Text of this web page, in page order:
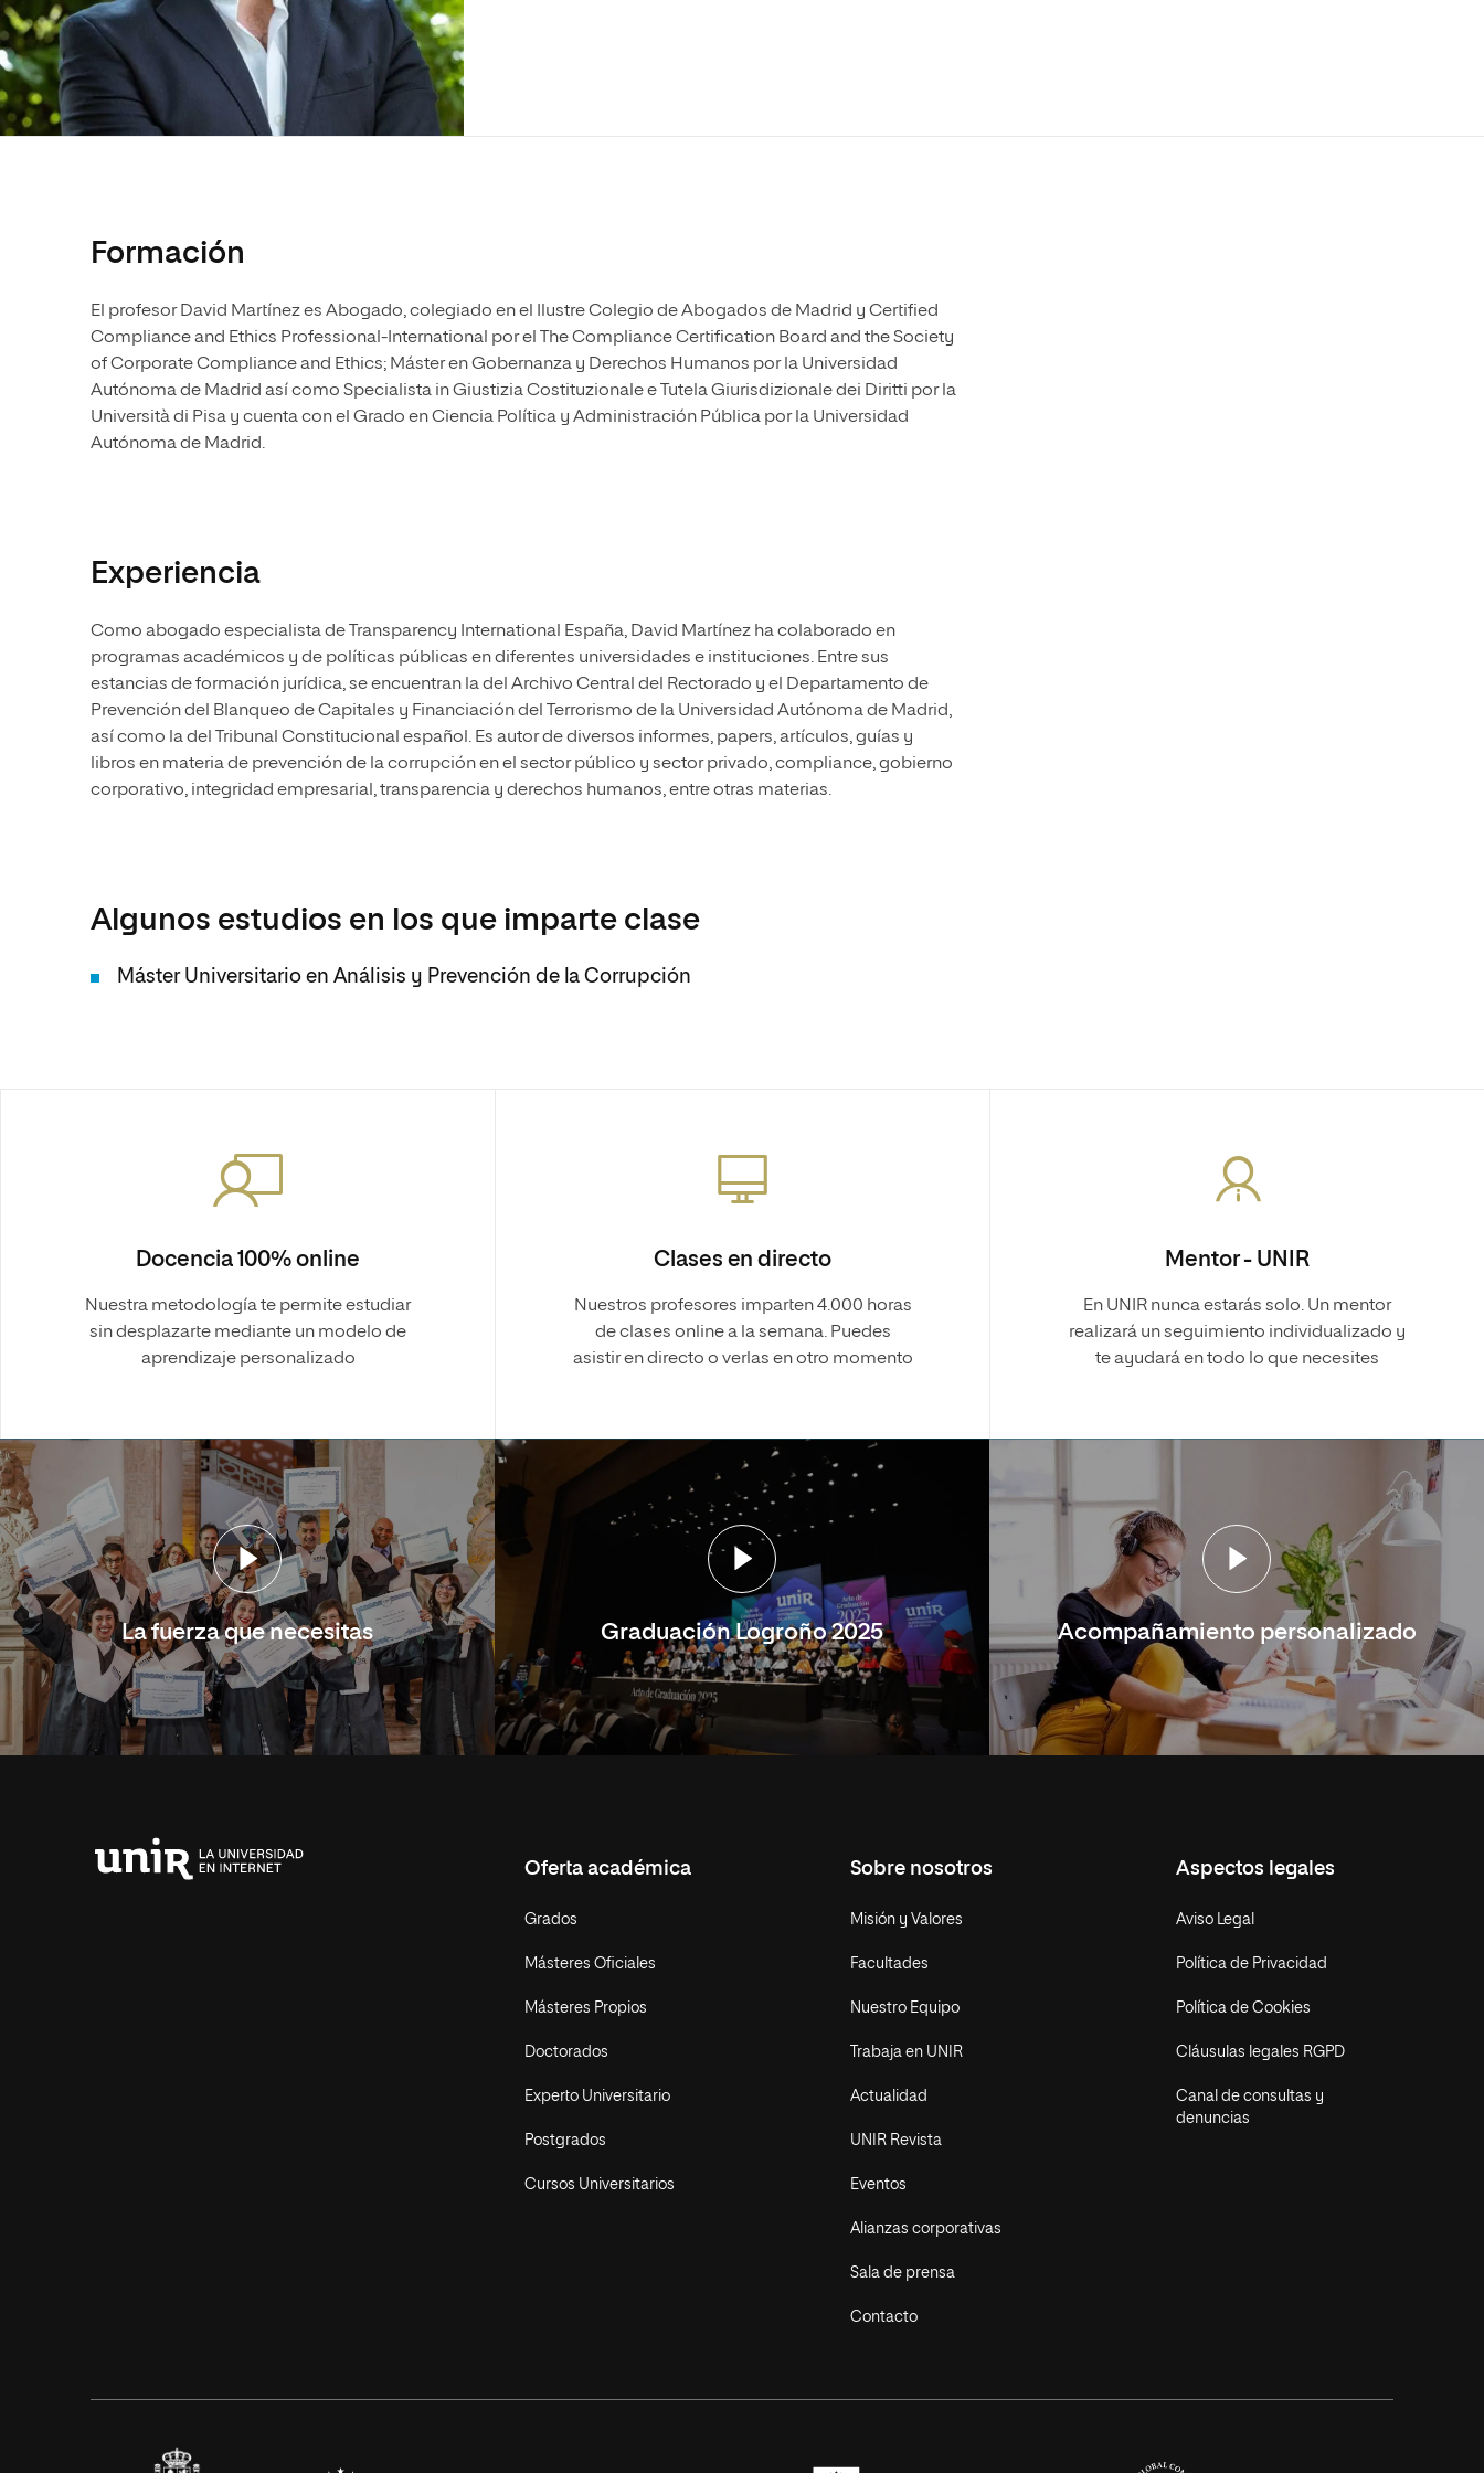
Ciencias Políticas y Relaciones
Internacionales
Diseño
Ciencias de la Salud
Ciencias Sociales
Humanidades
Ingeniería y Tecnología
Diseño
Ciencias de la Salud
Ciencias Sociales
Oficina de Movilidad
Internacional
Escuela de Humanidades
Normas de Organización y
Funcionamiento
Formación
El profesor David Martínez es Abogado, colegiado en el Ilustre Colegio de Abogados de Madrid y Certified
Compliance and Ethics Professional-International por el The Compliance Certification Board and the Society
of Corporate Compliance and Ethics; Máster en Gobernanza y Derechos Humanos por la Universidad
Autónoma de Madrid así como Specialista in Giustizia Costituzionale e Tutela Giurisdizionale dei Diritti por la
Università di Pisa y cuenta con el Grado en Ciencia Política y Administración Pública por la Universidad
Autónoma de Madrid.
Experiencia
Como abogado especialista de Transparency International España, David Martínez ha colaborado en
programas académicos y de políticas públicas en diferentes universidades e instituciones. Entre sus
estancias de formación jurídica, se encuentran la del Archivo Central del Rectorado y el Departamento de
Prevención del Blanqueo de Capitales y Financiación del Terrorismo de la Universidad Autónoma de Madrid,
así como la del Tribunal Constitucional español. Es autor de diversos informes, papers, artículos, guías y
libros en materia de prevención de la corrupción en el sector público y sector privado, compliance, gobierno
corporativo, integridad empresarial, transparencia y derechos humanos, entre otras materias.
Algunos estudios en los que imparte clase
Máster Universitario en Análisis y Prevención de la Corrupción
Docencia 100% online
Nuestra metodología te permite estudiar
sin desplazarte mediante un modelo de
aprendizaje personalizado
Clases en directo
Nuestros profesores imparten 4.000 horas
de clases online a la semana. Puedes
asistir en directo o verlas en otro momento
Mentor - UNIR
En UNIR nunca estarás solo. Un mentor
realizará un seguimiento individualizado y
te ayudará en todo lo que necesites
La fuerza que necesitas Graduación Logroño 2025 Acompañamiento personalizado
Oferta académica
Grados
Másteres Oficiales
Másteres Propios
Doctorados
Experto Universitario
Postgrados
Cursos Universitarios
Sobre nosotros
Misión y Valores
Facultades
Nuestro Equipo
Trabaja en UNIR
Actualidad
UNIR Revista
Eventos
Alianzas corporativas
Sala de prensa
Contacto
Aspectos legales
Aviso Legal
Política de Privacidad
Política de Cookies
Cláusulas legales RGPD
Canal de consultas y
denuncias